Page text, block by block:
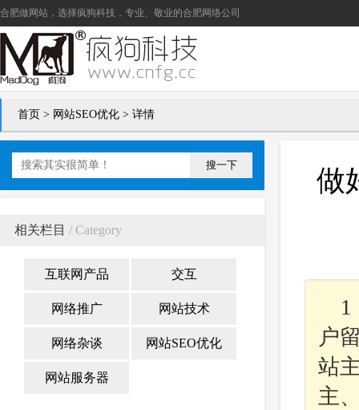
合肥做网站 ，选择疯狗科技，专业、敬业的合肥网络公司
首页 > 网站SEO优化 > 详情
搜一下
相关栏目 / Category
互联网产品 交互
网络推广 网站技术
网络杂谈 网站SEO优化
网站服务器
做
1
户
站
主